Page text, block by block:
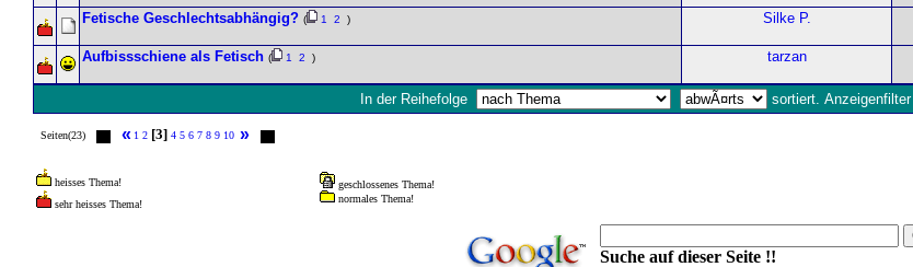
Fetische Geschlechtsabhängig? ( 1 2 ) Silke P.
Aufbissschiene als Fetisch ( 1 2 ) tarzan
In der Reihefolge
sortiert. Anzeigenfilter
Seiten(23) « 1 2 [3] 4 5 6 7 8 9 10 »
heisses Thema!
sehr heisses Thema!
geschlossenes Thema!
normales Thema!
Suche auf dieser Seite !!